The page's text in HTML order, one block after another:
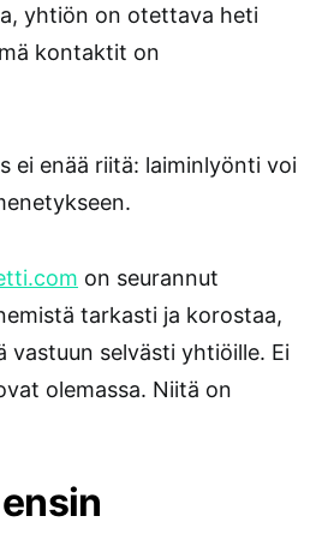
yhtiön on otettava heti
kontaktit on
ei enää riitä: laiminlyönti voi
on seurannut
tarkasti ja korostaa,
vastuun selvästi yhtiöille. Ei
olemassa. Niitä on